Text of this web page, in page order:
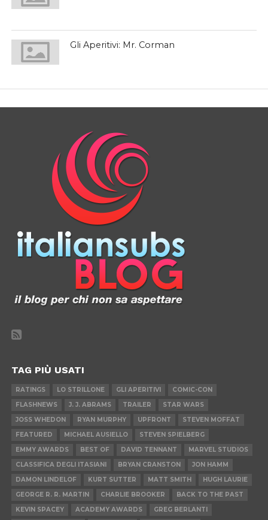
Gli Aperitivi: Mr. Corman
TAG PIÙ USATI
RATINGS LO STRILLONE GLI APERITIVI
COMIC-CON
FLASHNEWS
J. J. ABRAMS TRAILER
STAR WARS
JOSS WHEDON
RYAN MURPHY UPFRONT
STEVEN MOFFAT
FEATURED
MICHAEL AUSIELLO
STEVEN SPIELBERG
EMMY AWARDS
BEST OF DAVID TENNANT
MARVEL STUDIOS
CLASSIFICA DEGLI ITASIANI
BRYAN CRANSTON
JON HAMM
DAMON LINDELOF
KURT SUTTER MATT SMITH
HUGH LAURIE
GEORGE R. R. MARTIN
CHARLIE BROOKER
BACK TO THE PAST
KEVIN SPACEY
ACADEMY AWARDS GREG BERLANTI